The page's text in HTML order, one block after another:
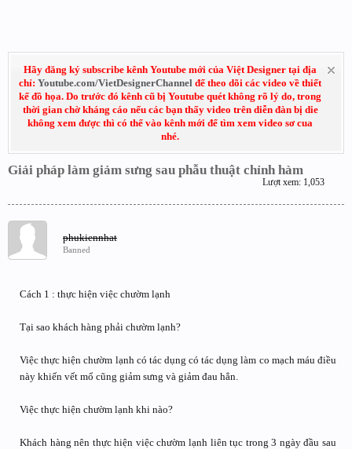
Hãy đăng ký subscribe kênh Youtube mới của Việt Designer tại địa
chỉ: Youtube.com/VietDesignerChannel để theo dõi các video về thiết
kế đồ họa. Do trước đó kênh cũ bị Youtube quét không rõ lý do, trong
thời gian chờ kháng cáo nếu các bạn thấy video trên diễn đàn bị die
không xem được thì có thể vào kênh mới để tìm xem video sơ cua
nhé.
Giải pháp làm giảm sưng sau phẫu thuật chỉnh hàm
Lượt xem: 1,053
phukiennhat
Banned
Cách 1 : thực hiện việc chườm lạnh
Tại sao khách hàng phải chườm lạnh?
Việc thực hiện chườm lạnh có tác dụng có tác dụng làm co mạch máu điều
này khiến vết mổ cũng giảm sưng và giảm đau hẳn.
Việc thực hiện chườm lạnh khi nào?
Khách hàng nên thực hiện việc chườm lạnh liên tục trong 3 ngày đầu sau